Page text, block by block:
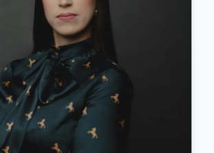
das relações de trabalho
bancário, sempre com foco na
direitos dos trabalhadores e na
resultados. Reconhecido
firme, ética e personalizada, José
Souza Ferreira preza por um
próximo e transparente,
suporte jurídico completo tanto na
de conflitos quanto na atuação
trabalho é pautado pela excelência